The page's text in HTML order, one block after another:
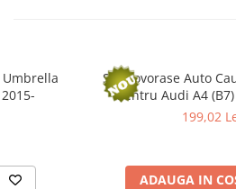
Umbrella
Set Covorase Auto
Pentru Audi A4
199,02
ADAUGA IN